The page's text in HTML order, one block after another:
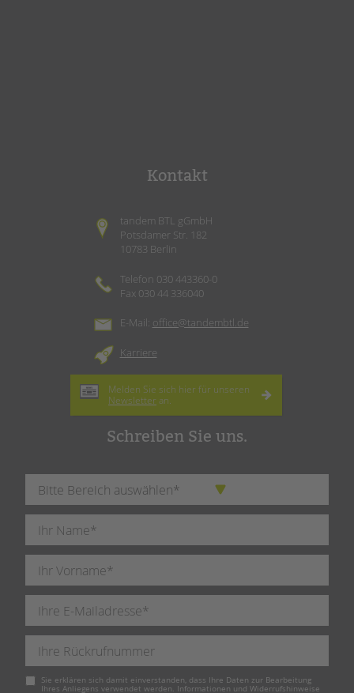
Kontakt
tandem BTL gGmbH
Potsdamer Str. 182
10783 Berlin
Telefon 030 443360-0
Fax 030 44 336040
E-Mail: office@tandembtl.de
Karriere
Melden Sie sich hier für unseren
Newsletter an.
Schreiben Sie uns.
Pflichtfeld
Sie erklären sich damit einverstanden, dass Ihre Daten zur Bearbeitung
Ihres Anliegens verwendet werden. Informationen und Widerrufshinweise